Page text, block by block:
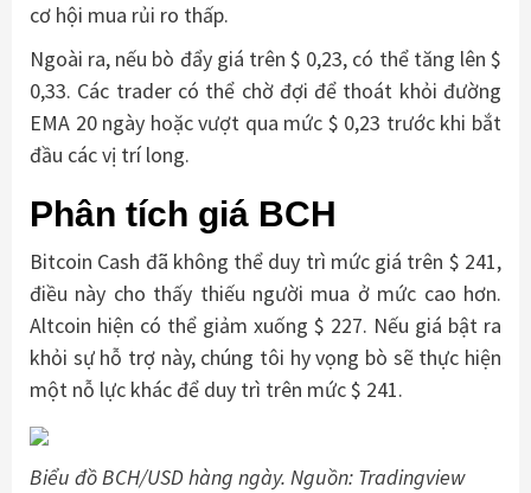
cơ hội mua rủi ro thấp.
Ngoài ra, nếu bò đẩy giá trên $ 0,23, có thể tăng lên $
0,33. Các trader có thể chờ đợi để thoát khỏi đường
EMA 20 ngày hoặc vượt qua mức $ 0,23 trước khi bắt
đầu các vị trí long.
Phân tích giá BCH
Bitcoin Cash đã không thể duy trì mức giá trên $ 241,
điều này cho thấy thiếu người mua ở mức cao hơn.
Altcoin hiện có thể giảm xuống $ 227. Nếu giá bật ra
khỏi sự hỗ trợ này, chúng tôi hy vọng bò sẽ thực hiện
một nỗ lực khác để duy trì trên mức $ 241.
Biểu đồ BCH/USD hàng ngày. Nguồn: Tradingview